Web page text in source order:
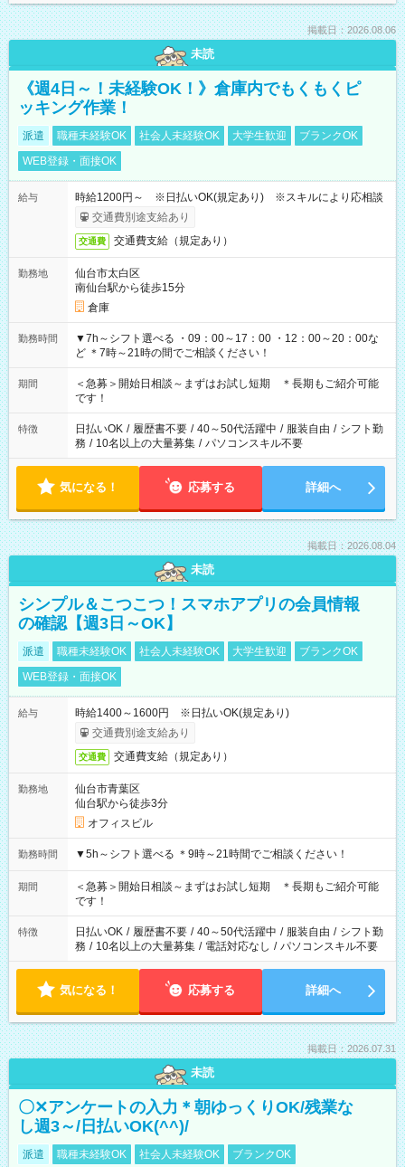
掲載日：2026.08.06
未読
《週4日～！未経験OK！》倉庫内でもくもくピ
ッキング作業！
派遣 職種未経験OK 社会人未経験OK 大学生歓迎
ブランクOK
WEB登録・面接OK
給与
時給1200円～ ※日払いOK(規定あり) ※スキルにより応相談
交通費別途支給あり
交通費 交通費支給（規定あり）
勤務地
仙台市太白区
南仙台駅から徒歩15分
倉庫
勤務時間
▼7h～シフト選べる ・09：00～17：00 ・12：00～20：00な
ど ＊7時～21時の間でご相談ください！
期間
＜急募＞開始日相談～まずはお試し短期 ＊長期もご紹介可能
です！
特徴 日払いOK / 履歴書不要 / 40～50代活躍中 / 服装自由 / シフト勤
務 / 10名以上の大量募集 / パソコンスキル不要
気になる！ 応募する 詳細へ
掲載日：2026.08.04
未読
シンプル＆こつこつ！スマホアプリの会員情報
の確認【週3日～OK】
派遣 職種未経験OK 社会人未経験OK 大学生歓迎
ブランクOK
WEB登録・面接OK
給与
時給1400～1600円 ※日払いOK(規定あり)
交通費別途支給あり
交通費 交通費支給（規定あり）
勤務地
仙台市青葉区
仙台駅から徒歩3分
オフィスビル
勤務時間 ▼5h～シフト選べる ＊9時～21時間でご相談ください！
期間
＜急募＞開始日相談～まずはお試し短期 ＊長期もご紹介可能
です！
特徴 日払いOK / 履歴書不要 / 40～50代活躍中 / 服装自由 / シフト勤
務 / 10名以上の大量募集 / 電話対応なし / パソコンスキル不要
気になる！ 応募する 詳細へ
掲載日：2026.07.31
未読
〇✕アンケートの入力＊朝ゆっくりOK/残業な
し週3～/日払いOK(^^)/
派遣 職種未経験OK 社会人未経験OK
ブランクOK